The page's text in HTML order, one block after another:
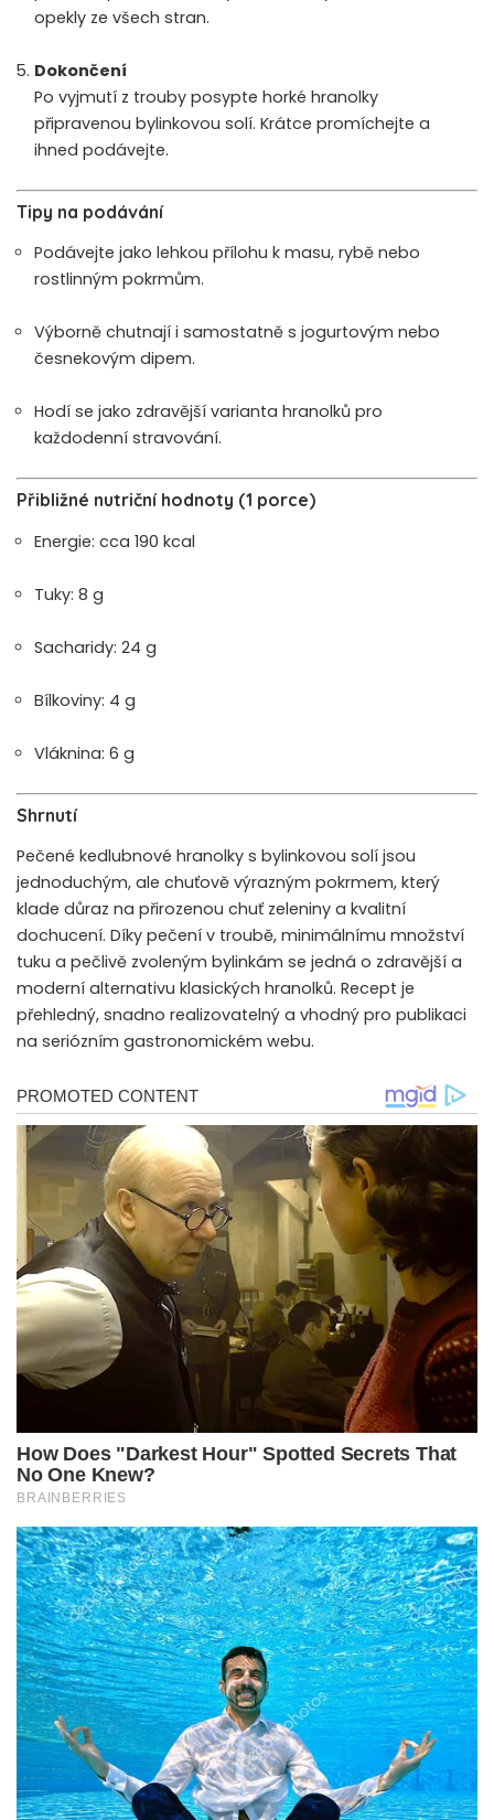
opekly ze všech stran.
Dokončení
Po vyjmutí z trouby posypte horké hranolky
připravenou bylinkovou solí. Krátce promíchejte a
ihned podávejte.
Tipy na podávání
Podávejte jako lehkou přílohu k masu, rybě nebo
rostlinným pokrmům.
Výborně chutnají i samostatně s jogurtovým nebo
česnekovým dipem.
Hodí se jako zdravější varianta hranolků pro
každodenní stravování.
Přibližné nutriční hodnoty (1 porce)
Energie: cca 190 kcal
Tuky: 8 g
Sacharidy: 24 g
Bílkoviny: 4 g
Vláknina: 6 g
Shrnutí
Pečené kedlubnové hranolky s bylinkovou solí jsou
jednoduchým, ale chuťově výrazným pokrmem, který
klade důraz na přirozenou chuť zeleniny a kvalitní
dochucení. Díky pečení v troubě, minimálnímu množství
tuku a pečlivě zvoleným bylinkám se jedná o zdravější a
moderní alternativu klasických hranolků. Recept je
přehledný, snadno realizovatelný a vhodný pro publikaci
na seriózním gastronomickém webu.